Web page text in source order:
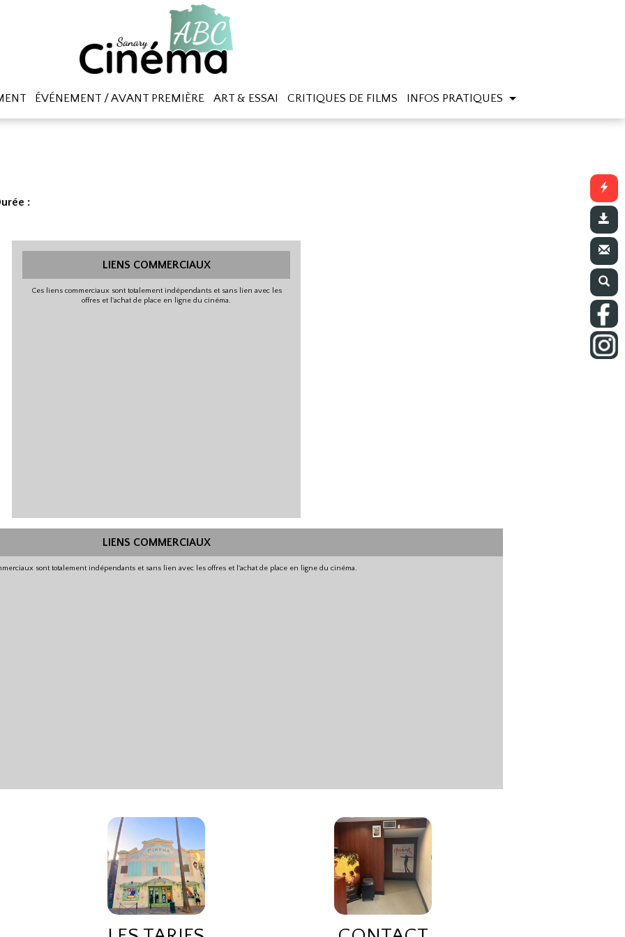
ÉVÉNEMENT / AVANT PREMIÈRE ART & ESSAI CRITIQUES DE FILMS INFOS PRATIQUES
:
LIENS COMMERCIAUX
Ces liens commerciaux sont totalement indépendants et sans lien avec les
offres et l'achat de place en ligne du cinéma.
LIENS COMMERCIAUX
sont totalement indépendants et sans lien avec les offres et l'achat de place en ligne du cinéma.